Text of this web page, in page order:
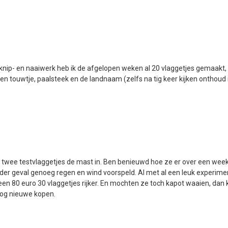
en naaiwerk heb ik de afgelopen weken al 20 vlaggetjes
touwtje, paalsteek en de landnaam (zelfs na tig keer kijken onthoud
testvlaggetjes de mast in. Ben benieuwd hoe ze er over een
geval genoeg regen en wind voorspeld. Al met al een leuk
80 euro 30 vlaggetjes rijker. En mochten ze toch kapot waaien, dan
nieuwe kopen.